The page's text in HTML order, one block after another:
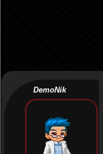
DemoNik